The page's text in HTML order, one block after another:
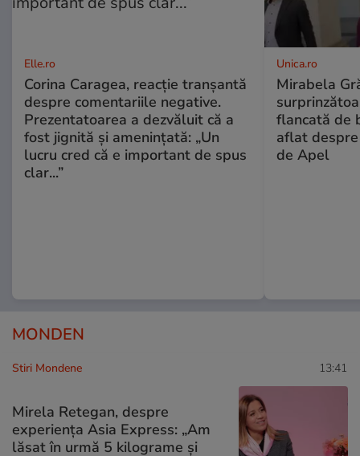
Elle.ro
Corina Caragea, reacție tranșantă
despre comentariile negative.
Prezentatoarea a dezvăluit că a
fost jignită și amenințată: „Un
lucru cred că e important de spus
clar...”
Unica.ro
Mirabela
flancată de
aflat
de Apel
MONDEN
Stiri Mondene 13:41
Mirela Retegan, despre
experiența Asia Express: „Am
lăsat în urmă 5 kilograme și